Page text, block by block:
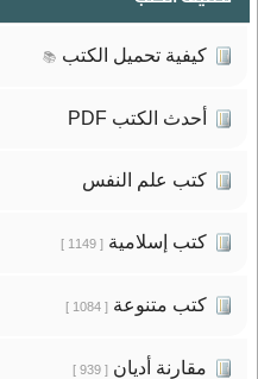
كيفية تحميل الكتب 📚
أحدث الكتب PDF
كتب علم النفس
كتب إسلامية[ 1149 ]
كتب متنوعة[ 1084 ]
مقارنة أديان[ 939 ]